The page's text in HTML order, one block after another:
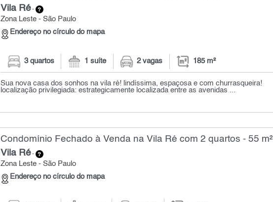
Vila Ré-
Zona Leste - São Paulo
Endereço no círculo do mapa
3 quartos 1 suíte 2 vagas 185 m²
Sua nova casa dos sonhos na vila ré! lindíssima, espaçosa e com churrasqueira!
localização privilegiada: estrategicamente localizada entre as avenidas ...
Condomínio Fechado à Venda na Vila Ré com 2 quartos - 55 m²
Vila Ré-
Zona Leste - São Paulo
Endereço no círculo do mapa